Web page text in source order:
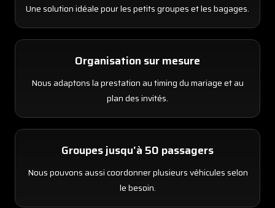
Une solution idéale pour les petits groupes et les bagages.
Organisation sur mesure
Nous adaptons la prestation au timing du mariage et au
plan des invités.
Groupes jusqu’à 50 passagers
Nous pouvons aussi coordonner plusieurs véhicules selon
le besoin.